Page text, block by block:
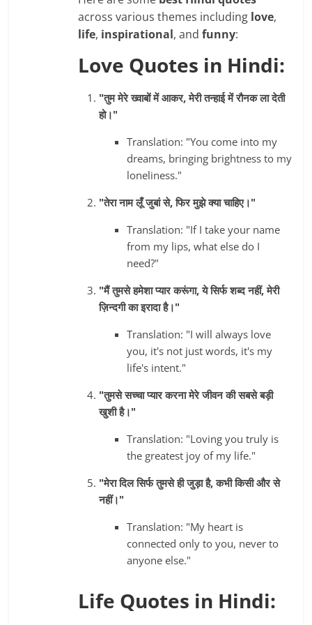
across various themes including love,
life, inspirational, andfunny:
Love Quotes in Hindi:
"तुम मेरे ख्वाबों में आकर, मेरी तन्हाई में रौनक ला देती
हो।"
Translation: "You come into my
dreams, bringing brightness to my
loneliness."
"तेरा नाम लूँ जुबां से, फिर मुझे क्या चाहिए।"
Translation: "If I take your name
from my lips, what else do I
need?"
"मैं तुमसे हमेशा प्यार करूंगा, ये सिर्फ शब्द नहीं, मेरी
ज़िन्दगी का इरादा है।"
Translation: "I will always love
you, it's not just words, it's my
life's intent."
"तुमसे सच्चा प्यार करना मेरे जीवन की सबसे बड़ी
खुशी है।"
Translation: "Loving you truly is
the greatest joy of my life."
"मेरा दिल सिर्फ तुमसे ही जुड़ा है, कभी किसी और से
नहीं।"
Translation: "My heart is
connected only to you, never to
anyone else."
Life Quotes in Hindi: